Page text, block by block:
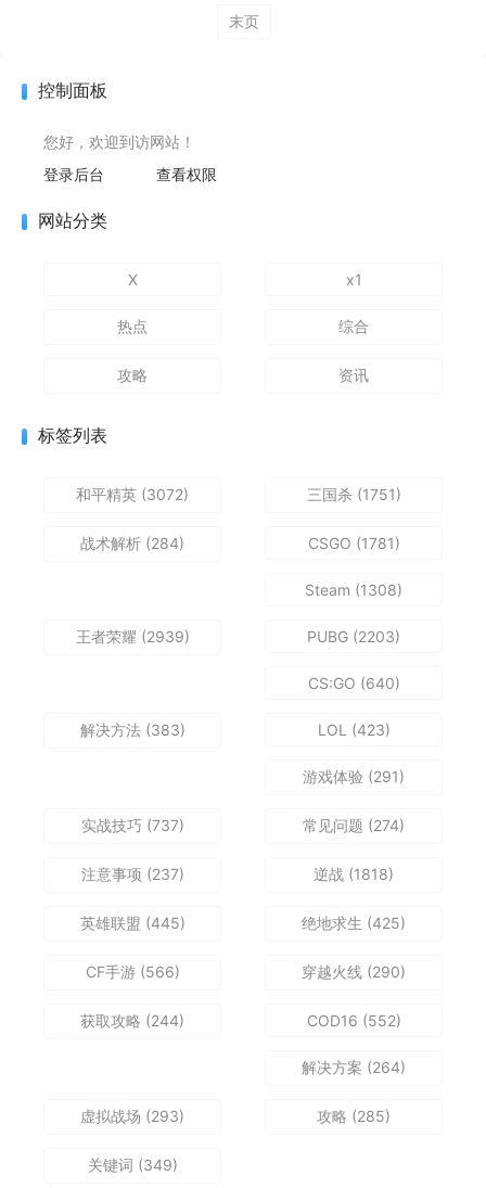
末页
控制面板
您好，欢迎到访网站！
登录后台
查看权限
网站分类
X x1
热点 综合
攻略 资讯
标签列表
和平精英 (3072) 三国杀(1751)
战术解析 (284) CSGO (1781)
Steam (1308)
王者荣耀 (2939) PUBG (2203)
CS:GO (640)
解决方法(383) LOL (423)
游戏体验 (291)
实战技巧 (737) 常见问题 (274)
注意事项 (237) 逆战 (1818)
英雄联盟 (445) 绝地求生 (425)
CF手游(566) 穿越火线 (290)
获取攻略 (244) COD16 (552)
解决方案 (264)
虚拟战场 (293) 攻略 (285)
关键词 (349)